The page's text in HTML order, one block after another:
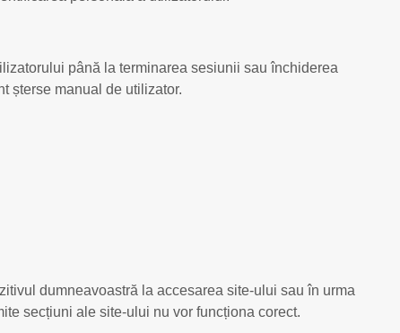
până la terminarea sesiunii sau închiderea
șterse manual de utilizator.
dumneavoastră la accesarea site-ului sau în urma
secțiuni ale site-ului nu vor funcționa corect.